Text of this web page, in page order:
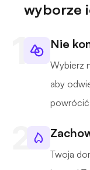
wyborze
Nie
Wybierz
aby
Twoja